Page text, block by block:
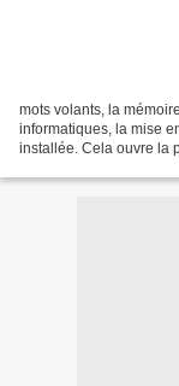
mots volants, la
informatiques, la mise
installée. Cela ouvre la